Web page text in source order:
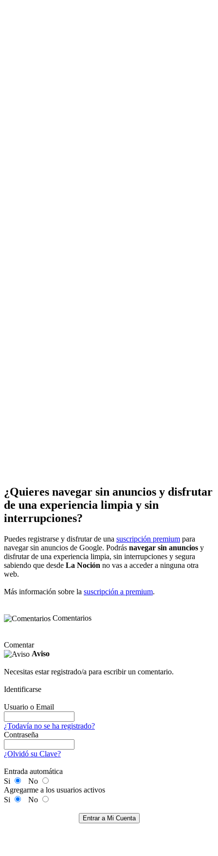
¿Quieres navegar sin anuncios y disfrutar
de una experiencia limpia y sin
interrupciones?
Puedes registrarse y disfrutar de una suscripción premium para
navegar sin anuncios de Google. Podrás navegar sin anuncios y
disfrutar de una experiencia limpia, sin interrupciones y segura
sabiendo que desde La Noción no vas a acceder a ninguna otra
web.
Más información sobre la suscripción a premium.
Comentarios
Comentar
Aviso
Necesitas estar registrado/a para escribir un comentario.
Identificarse
Usuario o Email
¿Todavía no se ha registrado?
Contraseña
¿Olvidó su Clave?
Entrada automática
Si
No
Agregarme a los usuarios activos
Si
No
Entrar a Mi Cuenta